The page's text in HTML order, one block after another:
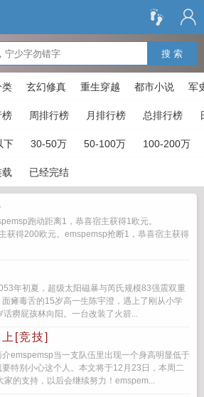
搜 索
类 玄幻修真 重生穿越 都市小说 军
榜 周排行榜 月排行榜 总排行榜
下 30-50万 50-100万 100-200万
已经完结
跑动距离1，恭喜宿主获得1欧元。
获得200欧元。emspemsp抢断1，恭喜宿主获得
年初夏，超级太阳磁暴与芮氏规模83强震双重
瘫毒舌的15岁高一生陈宇澄，遇上了刚从小学
癆屁孩林向阳。一台改装了火箭...
[竞技]
emspemsp当一支队伍里出现一个身高明显低于
特别小心这个人。本文将于12月23日，本周二
家的支持，以后会继续努力！emspem...